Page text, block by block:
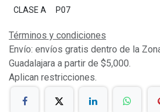
CLASE A P07
Términos y condiciones
Envío: envíos gratis dentro de la
Guadalajara a partir de $5,000.
Aplican restricciones.